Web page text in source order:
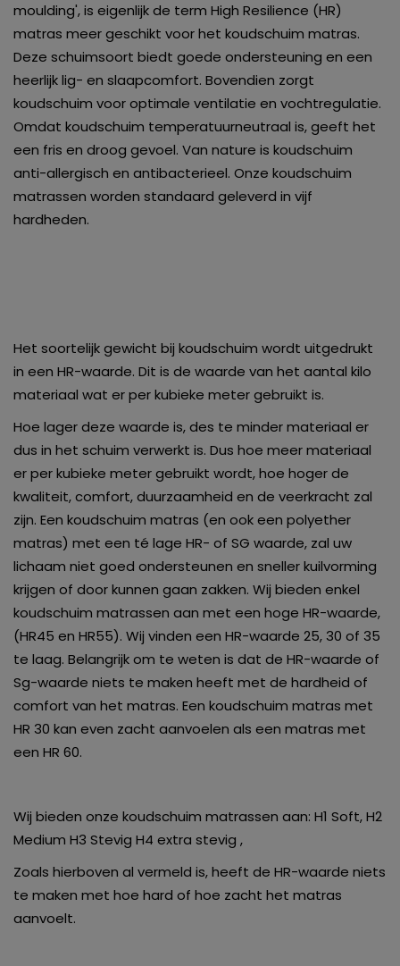
moulding', is eigenlijk de term High Resilience (HR)
matras meer geschikt voor het koudschuim matras.
Deze schuimsoort biedt goede ondersteuning en een
heerlijk lig- en slaapcomfort. Bovendien zorgt
koudschuim voor optimale ventilatie en vochtregulatie.
Omdat koudschuim temperatuurneutraal is, geeft het
een fris en droog gevoel. Van nature is koudschuim
anti-allergisch en antibacterieel. Onze koudschuim
matrassen worden standaard geleverd in vijf
hardheden.
Het soortelijk gewicht bij koudschuim wordt uitgedrukt
in een HR-waarde. Dit is de waarde van het aantal kilo
materiaal wat er per kubieke meter gebruikt is.
Hoe lager deze waarde is, des te minder materiaal er
dus in het schuim verwerkt is. Dus hoe meer materiaal
er per kubieke meter gebruikt wordt, hoe hoger de
kwaliteit, comfort, duurzaamheid en de veerkracht zal
zijn. Een koudschuim matras (en ook een polyether
matras) met een té lage HR- of SG waarde, zal uw
lichaam niet goed ondersteunen en sneller kuilvorming
krijgen of door kunnen gaan zakken. Wij bieden enkel
koudschuim matrassen aan met een hoge HR-waarde,
(HR45 en HR55). Wij vinden een HR-waarde 25, 30 of 35
te laag. Belangrijk om te weten is dat de HR-waarde of
Sg-waarde niets te maken heeft met de hardheid of
comfort van het matras. Een koudschuim matras met
HR 30 kan even zacht aanvoelen als een matras met
een HR 60.
Wij bieden onze koudschuim matrassen aan: H1 Soft, H2
Medium H3 Stevig H4 extra stevig ,
Zoals hierboven al vermeld is, heeft de HR-waarde niets
te maken met hoe hard of hoe zacht het matras
aanvoelt.